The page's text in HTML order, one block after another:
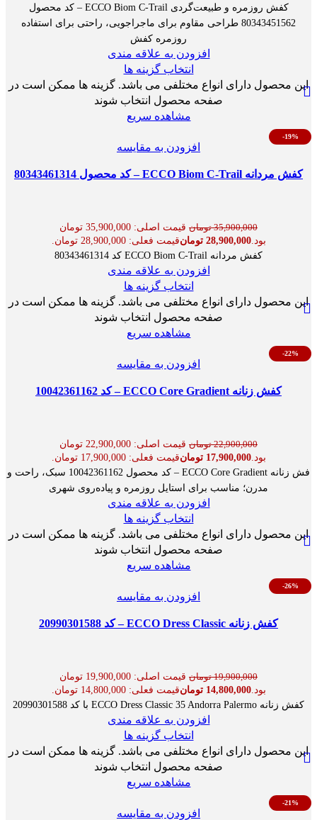
کفش روزمره و طبیعت‌گردی ECCO Biom C-Trail – کد محصول
80343451562 طراحی مقاوم برای ماجراجویی، راحتی برای استفاده
روزمره کفش
افزودن به علاقه مندی
انتخاب گزینه ها
این محصول دارای انواع مختلفی می باشد. گزینه ها ممکن است در
صفحه محصول انتخاب شوند
مشاهده سریع
-19%
افزودن به مقایسه
کفش مردانه ECCO Biom C-Trail – کد محصول 80343461314
35,900,000 تومان
قیمت اصلی: 35,900,000 تومان
بود.28,900,000 تومانقیمت فعلی: 28,900,000 تومان.
کفش مردانه ECCO Biom C-Trail کد 80343461314
افزودن به علاقه مندی
انتخاب گزینه ها
این محصول دارای انواع مختلفی می باشد. گزینه ها ممکن است در
صفحه محصول انتخاب شوند
مشاهده سریع
-22%
افزودن به مقایسه
کفش زنانه ECCO Core Gradient – کد 10042361162
22,900,000 تومان
قیمت اصلی: 22,900,000 تومان
بود.17,900,000 تومانقیمت فعلی: 17,900,000 تومان.
فش زنانه ECCO Core Gradient – کد محصول 10042361162 سبک، راحت و
مدرن؛ مناسب برای استایل روزمره و پیاده‌روی شهری
افزودن به علاقه مندی
انتخاب گزینه ها
این محصول دارای انواع مختلفی می باشد. گزینه ها ممکن است در
صفحه محصول انتخاب شوند
مشاهده سریع
-26%
افزودن به مقایسه
کفش زنانه ECCO Dress Classic – کد 20990301588
19,900,000 تومان
قیمت اصلی: 19,900,000 تومان
بود.14,800,000 تومانقیمت فعلی: 14,800,000 تومان.
کفش زنانه ECCO Dress Classic 35 Andorra Palermo با کد 20990301588
افزودن به علاقه مندی
انتخاب گزینه ها
این محصول دارای انواع مختلفی می باشد. گزینه ها ممکن است در
صفحه محصول انتخاب شوند
مشاهده سریع
-21%
افزودن به مقایسه